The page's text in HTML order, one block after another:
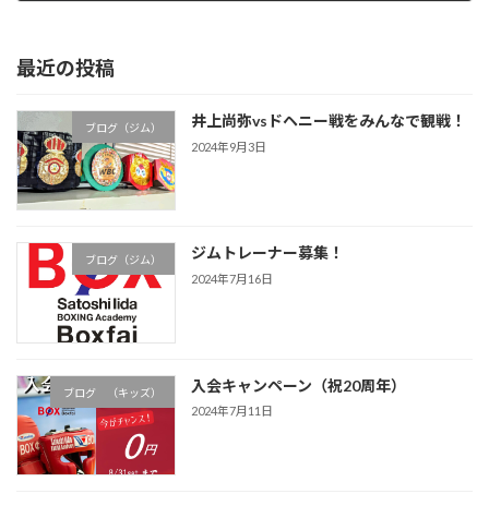
最近の投稿
ブログ（ジム） 井上尚弥vsドヘニー戦をみんなで観戦！
2024年9月3日
ブログ（ジム） ジムトレーナー募集！
2024年7月16日
ブログ （キッズ） 入会キャンペーン（祝20周年）
2024年7月11日